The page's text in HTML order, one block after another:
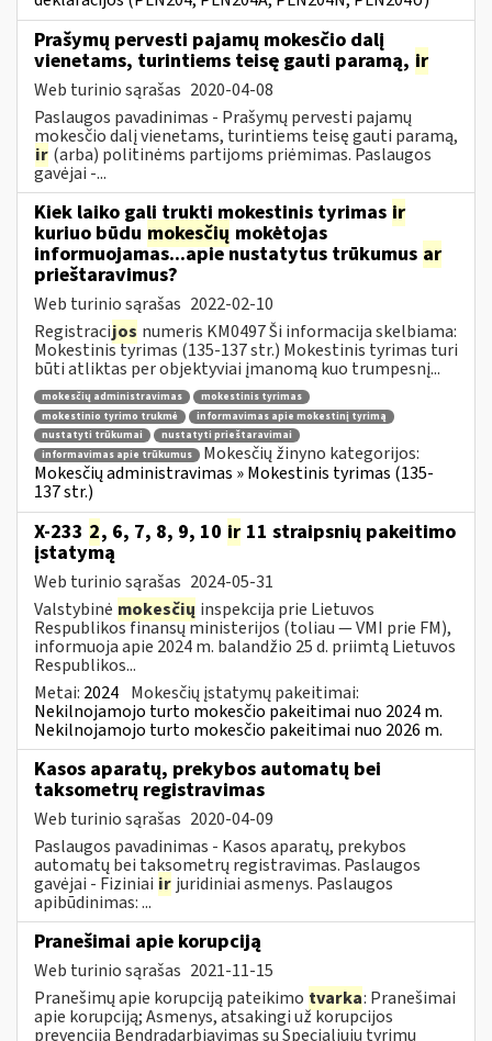
Prašymų pervesti pajamų mokesčio dalį
vienetams, turintiems teisę gauti paramą, ir
Web turinio sąrašas 2020-04-08
Paslaugos pavadinimas - Prašymų pervesti pajamų
mokesčio dalį vienetams, turintiems teisę gauti paramą,
ir (arba) politinėms partijoms priėmimas. Paslaugos
gavėjai -...
Kiek laiko gali trukti mokestinis tyrimas ir
kuriuo būdu mokesčių mokėtojas
informuojamas...apie nustatytus trūkumus ar
prieštaravimus?
Web turinio sąrašas 2022-02-10
Registracijos numeris KM0497 Ši informacija skelbiama:
Mokestinis tyrimas (135-137 str.) Mokestinis tyrimas turi
būti atliktas per objektyviai įmanomą kuo trumpesnį...
mokesčių administravimas
mokestinis tyrimas
mokestinio tyrimo trukmė
informavimas apie mokestinį tyrimą
nustatyti trūkumai
nustatyti prieštaravimai
informavimas apie trūkumus
Mokesčių žinyno kategorijos:
Mokesčių administravimas » Mokestinis tyrimas (135-
137 str.)
X-233 2, 6, 7, 8, 9, 10 ir 11 straipsnių pakeitimo
įstatymą
Web turinio sąrašas 2024-05-31
Valstybinė mokesčių inspekcija prie Lietuvos
Respublikos finansų ministerijos (toliau — VMI prie FM),
informuoja apie 2024 m. balandžio 25 d. priimtą Lietuvos
Respublikos...
Metai: 2024 Mokesčių įstatymų pakeitimai:
Nekilnojamojo turto mokesčio pakeitimai nuo 2024 m.
Nekilnojamojo turto mokesčio pakeitimai nuo 2026 m.
Kasos aparatų, prekybos automatų bei
taksometrų registravimas
Web turinio sąrašas 2020-04-09
Paslaugos pavadinimas - Kasos aparatų, prekybos
automatų bei taksometrų registravimas. Paslaugos
gavėjai - Fiziniai ir juridiniai asmenys. Paslaugos
apibūdinimas: ...
Pranešimai apie korupciją
Web turinio sąrašas 2021-11-15
Pranešimų apie korupciją pateikimo tvarka: Pranešimai
apie korupciją; Asmenys, atsakingi už korupcijos
prevenciją Bendradarbiavimas su Specialiųjų tyrimų